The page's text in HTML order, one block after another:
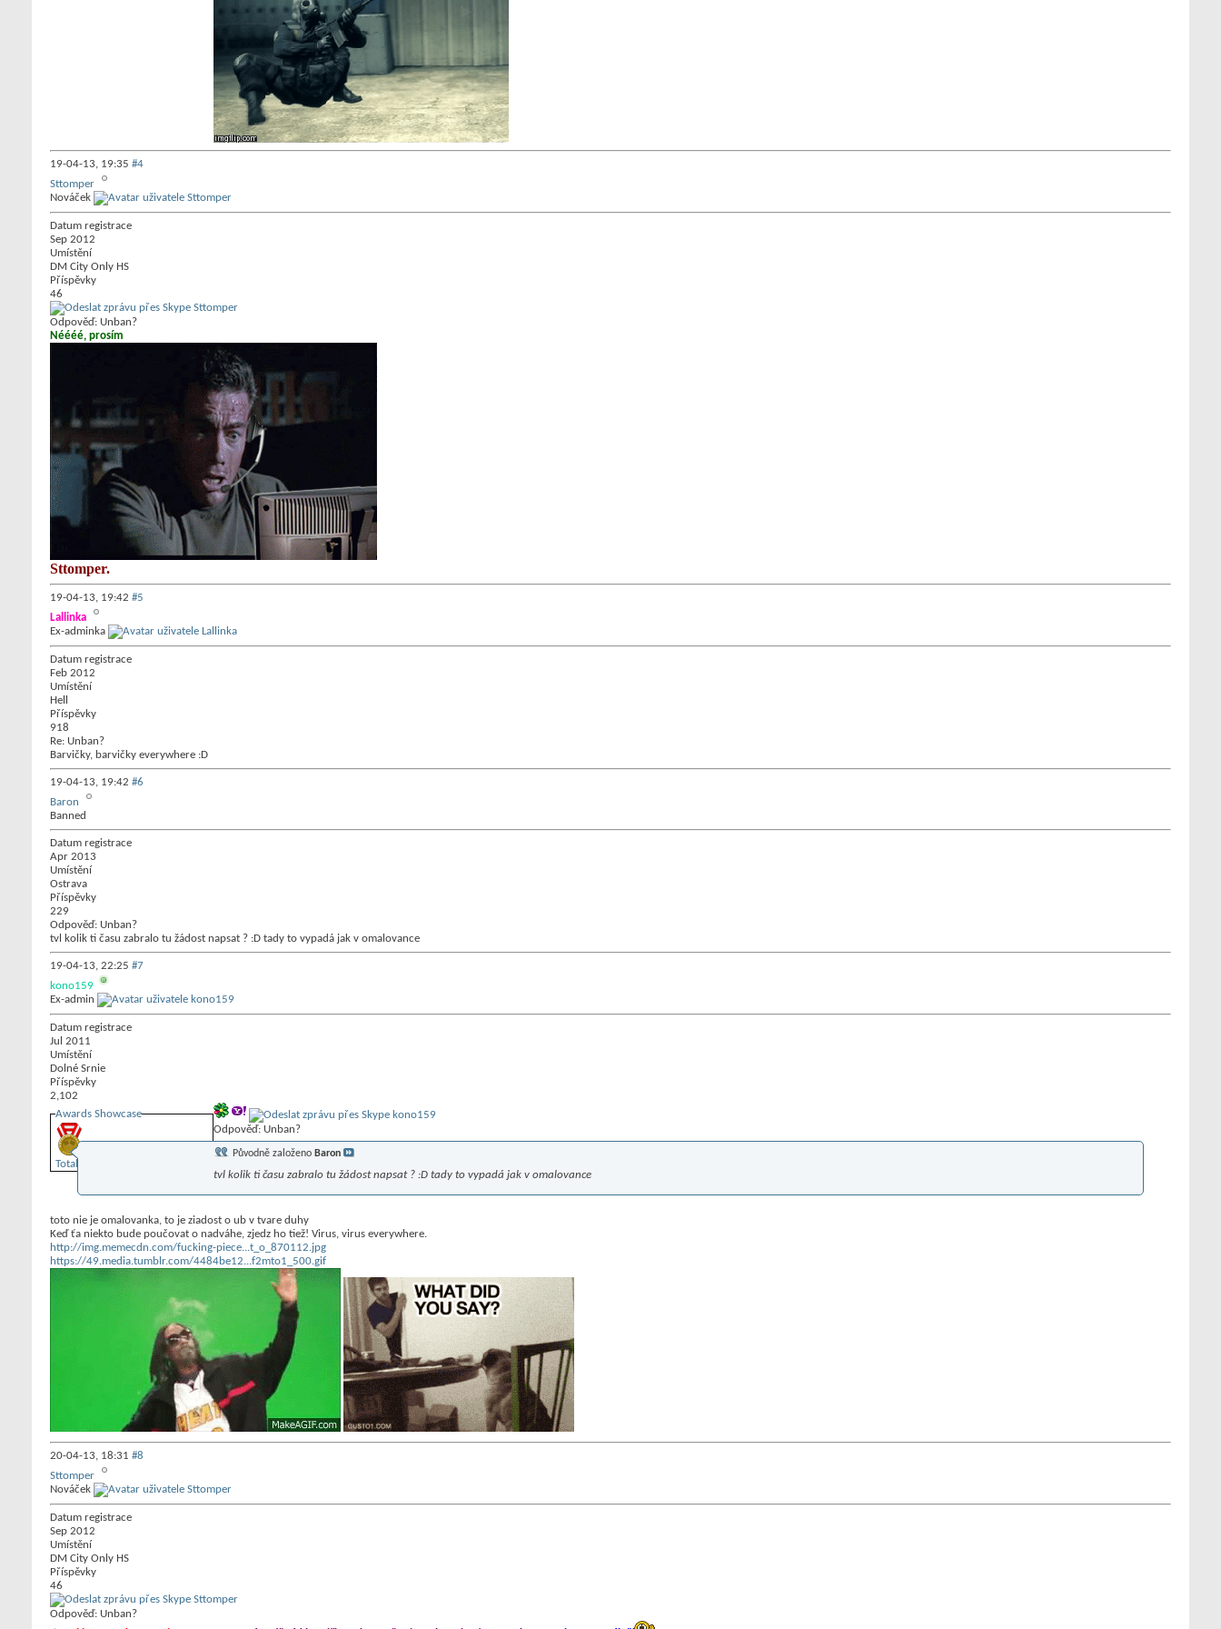
19-04-13, 19:35 #4
Sttomper
Nováček
Datum registrace
Sep 2012
Umístění
DM City Only HS
Příspěvky
46
Odpověď: Unban?
Néééé, prosím
Sttomper.
19-04-13, 19:42 #5
Lallinka
Ex-adminka
Datum registrace
Feb 2012
Umístění
Hell
Příspěvky
918
Re: Unban?
Barvičky, barvičky everywhere :D
19-04-13, 19:42 #6
Baron
Banned
Datum registrace
Apr 2013
Umístění
Ostrava
Příspěvky
229
Odpověď: Unban?
tvl kolik ti času zabralo tu žádost napsat ? :D tady to vypadá jak v omalovance
19-04-13, 22:25 #7
kono159
Ex-admin
Datum registrace
Jul 2011
Umístění
Dolné Srnie
Příspěvky
2,102
Awards Showcase
Total Awards
Odpověď: Unban?
Původně založeno Baron
tvl kolik ti času zabralo tu žádost napsat ? :D tady to vypadá jak v omalovance
toto nie je omalovanka, to je ziadost o ub v tvare duhy
Keď ťa niekto bude poučovat o nadváhe, zjedz ho tiež! Virus, virus everywhere.
http://img.memecdn.com/fucking-piece...t_o_870112.jpg
https://49.media.tumblr.com/4484be12...f2mto1_500.gif
20-04-13, 18:31 #8
Sttomper
Nováček
Datum registrace
Sep 2012
Umístění
DM City Only HS
Příspěvky
46
Odpověď: Unban?